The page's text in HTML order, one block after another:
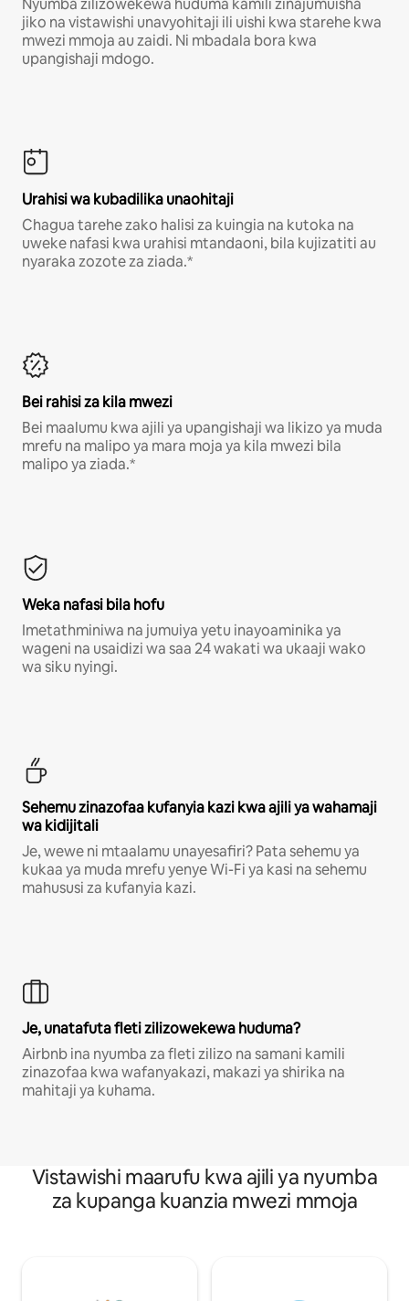
Nyumba zilizowekewa huduma kamili zinajumuisha
jiko na vistawishi unavyohitaji ili uishi kwa starehe kwa
mwezi mmoja au zaidi. Ni mbadala bora kwa
upangishaji mdogo.
Urahisi wa kubadilika unaohitaji
Chagua tarehe zako halisi za kuingia na kutoka na
uweke nafasi kwa urahisi mtandaoni, bila kujizatiti au
nyaraka zozote za ziada.*
Bei rahisi za kila mwezi
Bei maalumu kwa ajili ya upangishaji wa likizo ya muda
mrefu na malipo ya mara moja ya kila mwezi bila
malipo ya ziada.*
Weka nafasi bila hofu
Imetathminiwa na jumuiya yetu inayoaminika ya
wageni na usaidizi wa saa 24 wakati wa ukaaji wako
wa siku nyingi.
Sehemu zinazofaa kufanyia kazi kwa ajili ya wahamaji
wa kidijitali
Je, wewe ni mtaalamu unayesafiri? Pata sehemu ya
kukaa ya muda mrefu yenye Wi-Fi ya kasi na sehemu
mahususi za kufanyia kazi.
Je, unatafuta fleti zilizowekewa huduma?
Airbnb ina nyumba za fleti zilizo na samani kamili
zinazofaa kwa wafanyakazi, makazi ya shirika na
mahitaji ya kuhama.
Vistawishi maarufu kwa ajili ya nyumba
za kupanga kuanzia mwezi mmoja